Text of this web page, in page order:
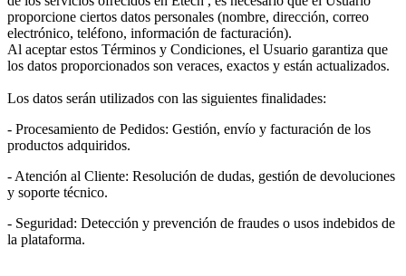
proporcione ciertos datos personales (nombre, dirección, correo
electrónico, teléfono, información de facturación).
Al aceptar estos Términos y Condiciones, el Usuario garantiza que
los datos proporcionados son veraces, exactos y están actualizados.
Los datos serán utilizados con las siguientes finalidades:
- Procesamiento de Pedidos: Gestión, envío y facturación de los
productos adquiridos.
- Atención al Cliente: Resolución de dudas, gestión de devoluciones
y soporte técnico.
- Seguridad: Detección y prevención de fraudes o usos indebidos de
la plataforma.